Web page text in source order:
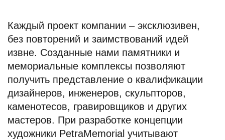
Каждый проект компании – эксклюзивен,
без повторений и заимствований идей
извне. Созданные нами памятники и
мемориальные комплексы позволяют
получить представление о квалификации
дизайнеров, инженеров, скульпторов,
каменотесов, гравировщиков и других
мастеров. При разработке концепции
художники PetraMemorial учитывают